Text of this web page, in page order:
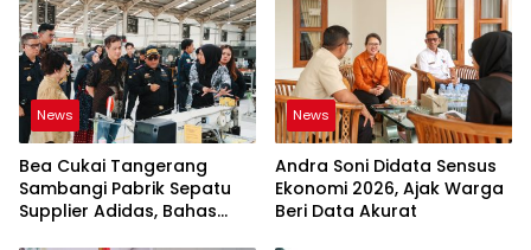
News
Bea Cukai Tangerang
Sambangi Pabrik Sepatu
Supplier Adidas, Bahas
News
Andra Soni Didata Sensus
Ekonomi 2026, Ajak Warga
Beri Data Akurat